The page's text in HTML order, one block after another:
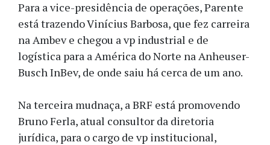
Para a vice-presidência de operações, Parente
está trazendo Vinícius Barbosa, que fez carreira
na Ambev e chegou a vp industrial e de
logística para a América do Norte na Anheuser-
Busch InBev, de onde saiu há cerca de um ano.
Na terceira mudnaça, a BRF está promovendo
Bruno Ferla, atual consultor da diretoria
jurídica, para o cargo de vp institucional,